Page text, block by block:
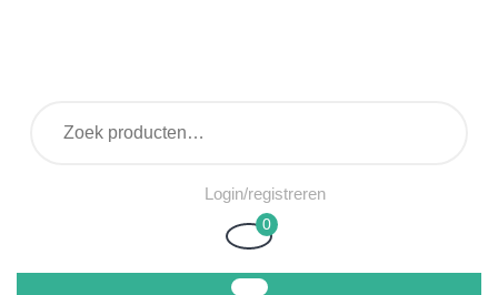
Login/registrerenLogin/registreren
Winkelwagen
0